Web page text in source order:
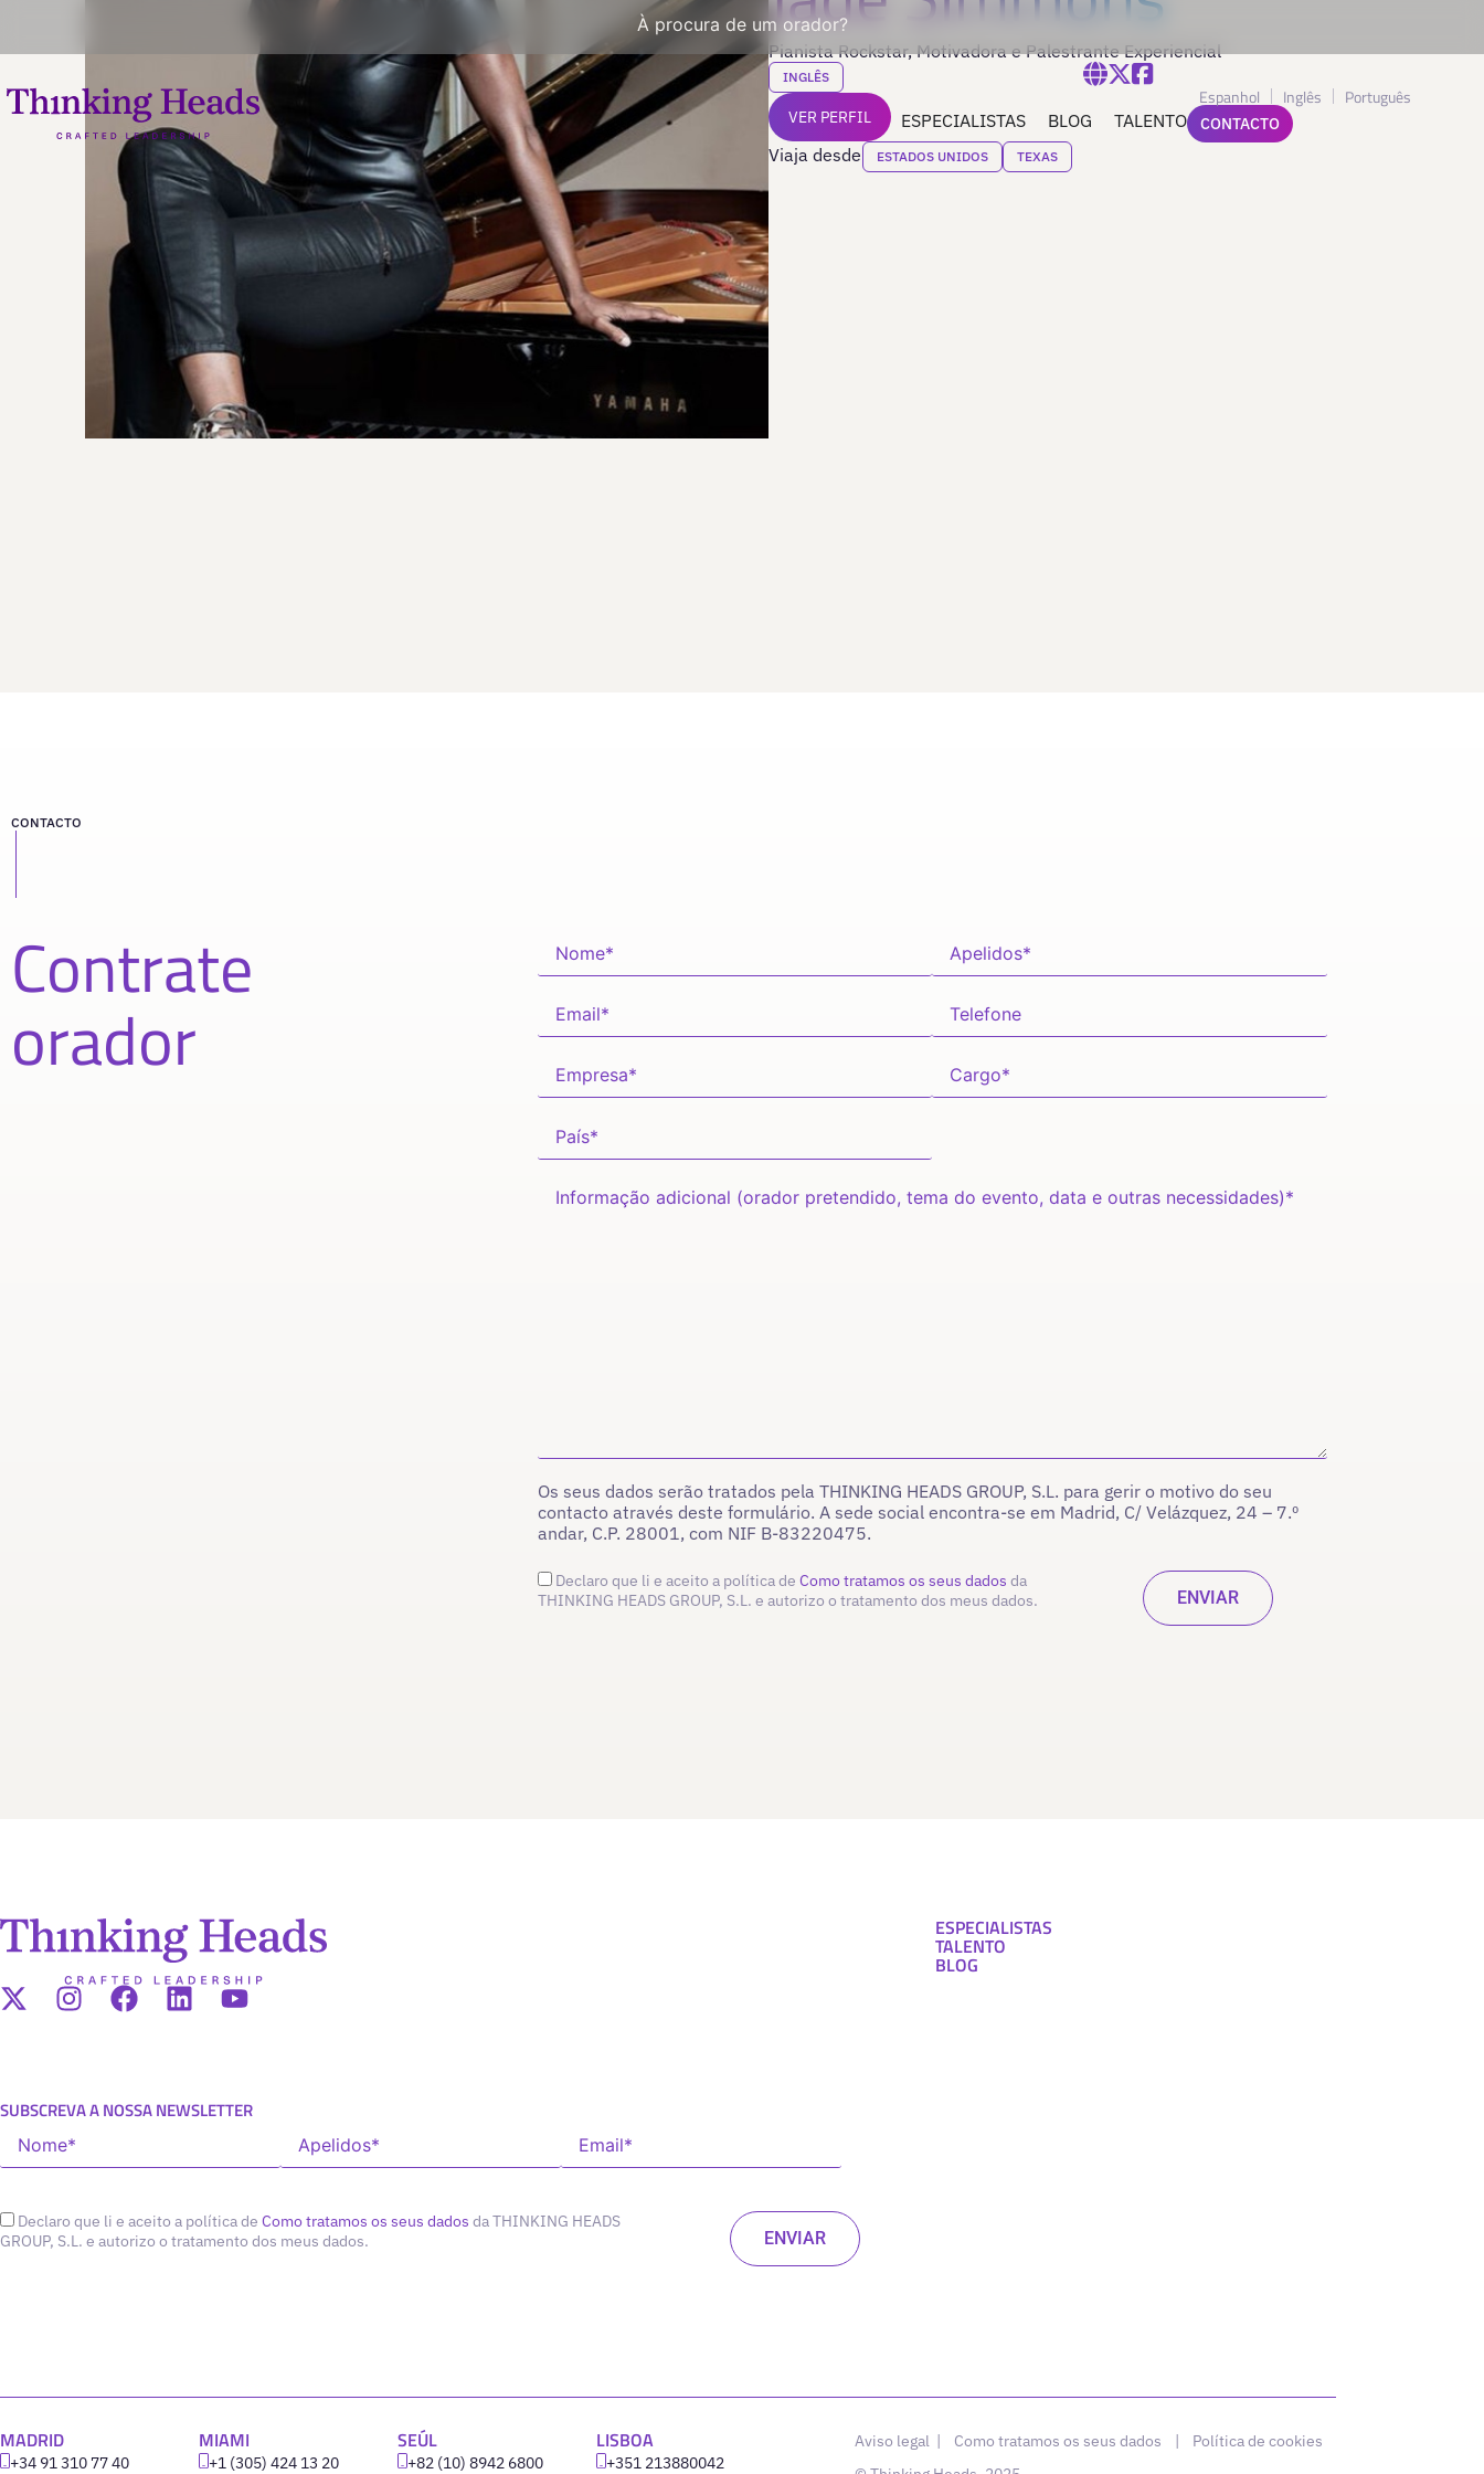
À procura de um orador?
ESPECIALISTAS BLOG TALENTO
Espanhol Inglês Português
CONTACTO
Pianista Rockstar, Motivadora e Palestrante Experiencial
INGLÊS
VER PERFIL
Viaja desde ESTADOS UNIDOS TEXAS
CONTACTO
Contrate
orador
Os seus dados serão tratados pela THINKING HEADS GROUP, S.L. para gerir o motivo do seu
contacto através deste formulário. A sede social encontra-se em Madrid, C/ Velázquez, 24 – 7.º
andar, C.P. 28001, com NIF B-83220475.
Declaro que li e aceito a política de Como tratamos os seus dados da
THINKING HEADS GROUP, S.L. e autorizo o tratamento dos meus dados.
SUBSCREVA A NOSSA NEWSLETTER
Declaro que li e aceito a política de Como tratamos os seus dados da THINKING HEADS
GROUP, S.L. e autorizo o tratamento dos meus dados.
ESPECIALISTAS
TALENTO
BLOG
MADRID
+34 91 310 77 40
MIAMI
+1 (305) 424 13 20
SEÚL
+82 (10) 8942 6800
LISBOA
‪+351 213880042
Aviso legal | Como tratamos os seus dados | Política de cookies